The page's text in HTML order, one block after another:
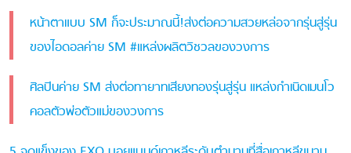
หน้าตาแบบ SM ก็จะประมาณนี้!ส่งต่อความสวยหล่อจากรุ่นสู่รุ่น
ของไอดอลค่าย SM #แหล่งผลิตวิชวลของวงการ
ศิลปินค่าย SM ส่งต่อทายาทเสียงทองรุ่นสู่รุ่น แหล่งกำเนิดเมนโว
คอลตัวพ่อตัวแม่ของวงการ